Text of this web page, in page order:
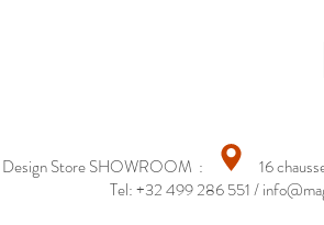
Design Store SHOWROOM : 16 chaussee
Tel: +32 499 286 551 /